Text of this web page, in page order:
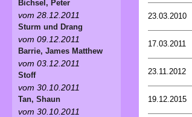
23.03.2010
17.03.2011
23.11.2012
19.12.2015
Bichsel, Peter
vom 28.12.2011
Sturm und Drang
vom 09.12.2011
Barrie, James Matthew
vom 03.12.2011
Stoff
vom 30.10.2011
Tan, Shaun
vom 30.10.2011